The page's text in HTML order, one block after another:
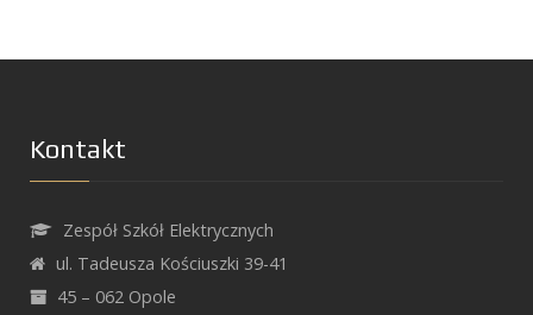
Kontakt
Zespół Szkół Elektrycznych
ul. Tadeusza Kościuszki 39-41
45 – 062 Opole